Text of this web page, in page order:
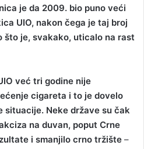
je da 2009. bio puno veći
UIO, nakon čega je taj broj
što je, svakako, uticalo na rast
već tri godine nije
cigareta i to je dovelo
situacije. Neke države su čak
na duvan, poput Crne
i smanjilo crno tržište –